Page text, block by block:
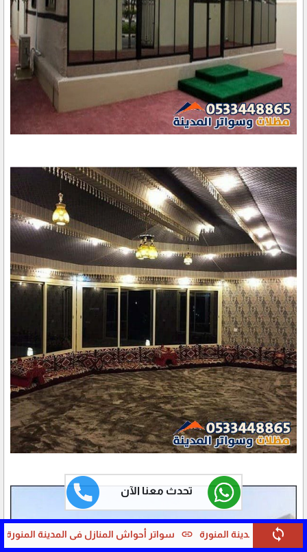
تحدث معنا الآن
sync
المنازل في المدينة المنورة link سواتر متحركة في المدينة المنورة